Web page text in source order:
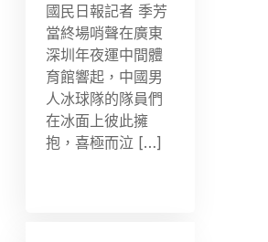
國民日報記者 季芳
當終場哨聲在廣東
深圳年夜運中間體
育館響起，中國男
人冰球隊的隊員們
在冰面上彼此擁
抱，喜極而泣 […]